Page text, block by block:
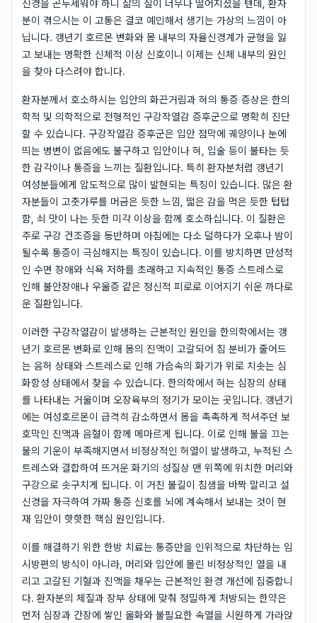
신경을 곤두세워야 하니 삶의 질이 너무나 떨어지셨을 텐데, 환자
분이 겪으시는 이 고통은 결코 예민해서 생기는 가상의 느낌이 아
닙니다. 갱년기 호르몬 변화와 몸 내부의 자율신경계가 균형을 잃
고 보내는 명확한 신체적 이상 신호이니 이제는 신체 내부의 원인
을 찾아 다스려야 합니다.
환자분께서 호소하시는 입안의 화끈거림과 혀의 통증 증상은 한의
학적 및 의학적으로 전형적인 구강작열감 증후군으로 명확히 진단
할 수 있습니다. 구강작열감 증후군은 입안 점막에 궤양이나 눈에
띄는 병변이 없음에도 불구하고 입안이나 혀, 입술 등이 불타는 듯
한 감각이나 통증을 느끼는 질환입니다. 특히 환자분처럼 갱년기
여성분들에게 압도적으로 많이 발현되는 특징이 있습니다. 많은 환
자분들이 고춧가루를 머금은 듯한 느낌, 떫은 감을 먹은 듯한 텁텁
함, 쇠 맛이 나는 듯한 미각 이상을 함께 호소하십니다. 이 질환은
주로 구강 건조증을 동반하며 아침에는 다소 덜하다가 오후나 밤이
될수록 통증이 극심해지는 특징이 있습니다. 이를 방치하면 만성적
인 수면 장애와 식욕 저하를 초래하고 지속적인 통증 스트레스로
인해 불안장애나 우울증 같은 정신적 피로로 이어지기 쉬운 까다로
운 질환입니다.
이러한 구강작열감이 발생하는 근본적인 원인을 한의학에서는 갱
년기 호르몬 변화로 인해 몸의 진액이 고갈되어 침 분비가 줄어드
는 음허 상태와 스트레스로 인해 가슴속의 화기가 위로 치솟는 심
화항성 상태에서 찾을 수 있습니다. 한의학에서 혀는 심장의 상태
를 나타내는 거울이며 오장육부의 정기가 모이는 곳입니다. 갱년기
에는 여성호르몬이 급격히 감소하면서 몸을 촉촉하게 적셔주던 보
호막인 진액과 음혈이 함께 메마르게 됩니다. 이로 인해 불을 끄는
물의 기운이 부족해지면서 비정상적인 허열이 발생하고, 누적된 스
트레스와 결합하여 뜨거운 화기의 성질상 맨 위쪽에 위치한 머리와
구강으로 솟구치게 됩니다. 이 거친 불길이 침샘을 바짝 말리고 설
신경을 자극하여 가짜 통증 신호를 뇌에 계속해서 보내는 것이 현
재 입안이 핫핫한 핵심 원인입니다.
이를 해결하기 위한 한방 치료는 통증만을 인위적으로 차단하는 임
시방편의 방식이 아니라, 머리와 입안에 몰린 비정상적인 열을 내
리고 고갈된 기혈과 진액을 채우는 근본적인 환경 개선에 집중합니
다. 환자분의 체질과 장부 상태에 맞춰 정밀하게 처방되는 한약은
먼저 심장과 간장에 쌓인 울화와 불필요한 속열을 시원하게 가라앉